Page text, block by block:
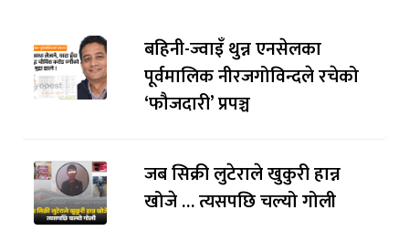
बहिनी-ज्वाइँ थुन्न एनसेलका
पूर्वमालिक नीरजगोविन्दले रचेको
‘फौजदारी’ प्रपञ्च
जब सिक्री लुटेराले खुकुरी हान्न
खोजे … त्यसपछि चल्यो गोली